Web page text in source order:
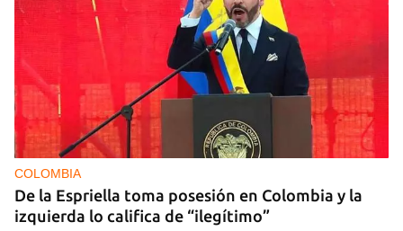
COLOMBIA
De la Espriella toma posesión en Colombia y la
izquierda lo califica de “ilegítimo”